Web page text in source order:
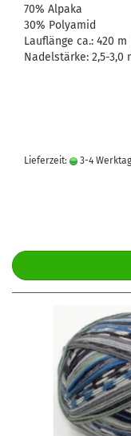
70% Alpaka
30% Polyamid
Lauflänge ca.: 420
Nadelstärke: 2,5-3,0
Lieferzeit: 3-4